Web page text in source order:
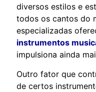
diversos estilos e
todos os cantos do
especializadas
instrumentos
impulsiona ainda
Outro fator que
de certos